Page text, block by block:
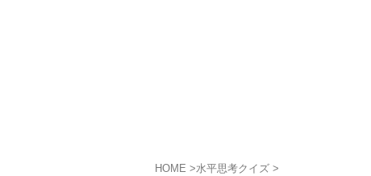
HOME >水平思考クイズ >